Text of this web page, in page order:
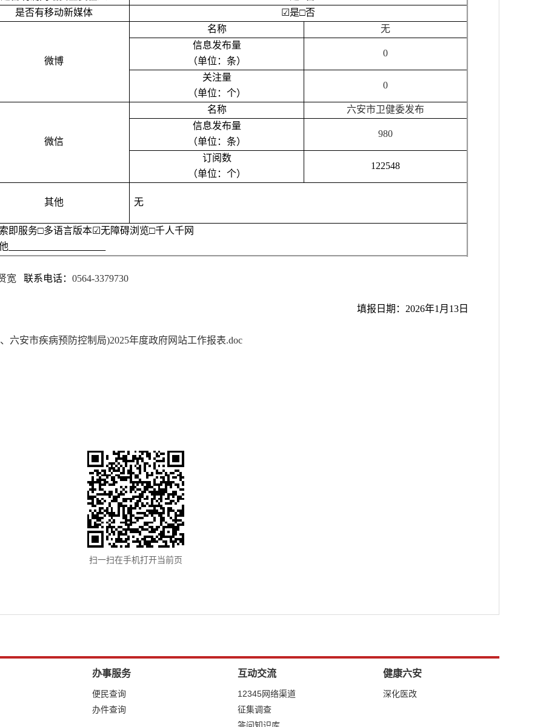
是否有移动新媒体
☑是□否
微博
名称
无
信息发布量
（单位：条）
0
关注量
（单位：个）
0
微信
名称
六安市卫健委发布
信息发布量
（单位：条）
980
订阅数
（单位：个）
122548
其他 无
即服务□多语言版本☑无障碍浏览□千人千网
宽 联系电话： 0564-3379730
填报日期： 2026年1 月 13日
六安市疾病预防控制局)2025年度政府网站工作报表.doc
扫一扫在手机打开当前页
办事服务
便民查询
办件查询
互动交流
12345网络渠道
征集调查
健康六安
深化医改